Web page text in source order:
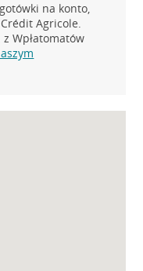
na konto,
Crédit Agricole.
Wpłatomatów